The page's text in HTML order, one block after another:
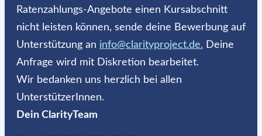
Ratenzahlungs-Angebote einen Kursabschnitt
nicht leisten können, sende deine Bewerbung auf
Unterstützung an info@clarityproject.de. Deine
Anfrage wird mit Diskretion bearbeitet.
Wir bedanken uns herzlich bei allen
UnterstützerInnen.
Dein ClarityTeam